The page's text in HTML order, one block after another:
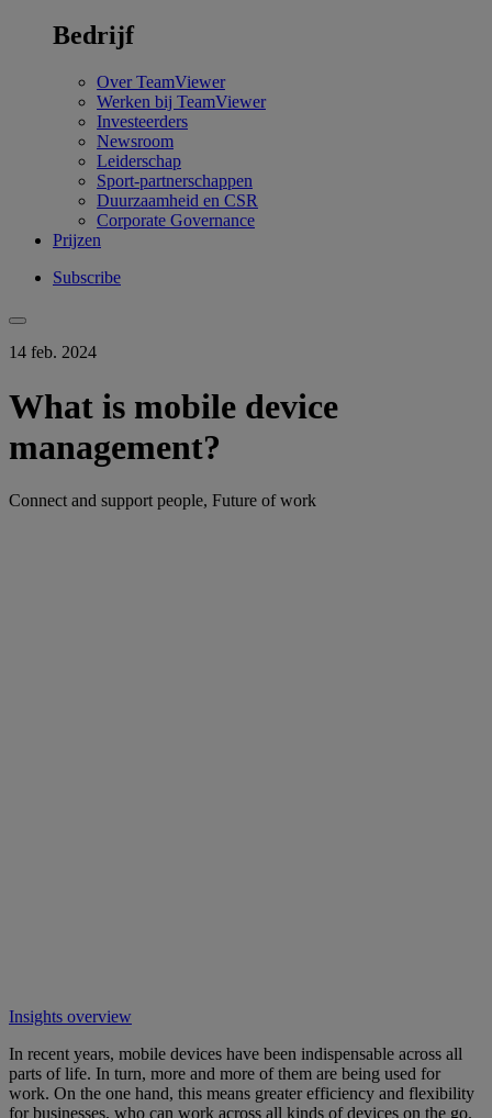
Bedrijf
Over TeamViewer
Werken bij TeamViewer
Investeerders
Newsroom
Leiderschap
Sport-partnerschappen
Duurzaamheid en CSR
Corporate Governance
Prijzen
Subscribe
14 feb. 2024
What is mobile device
management?
Connect and support people, Future of work
Insights overview
In recent years, mobile devices have been indispensable across all
parts of life. In turn, more and more of them are being used for
work. On the one hand, this means greater efficiency and flexibility
for businesses, who can work across all kinds of devices on the go.